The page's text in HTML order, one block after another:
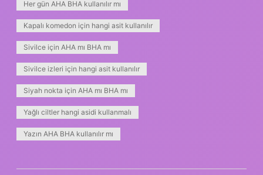
Her gün AHA BHA kullanılır mı
Kapalı komedon için hangi asit kullanılır
Sivilce için AHA mı BHA mı
Sivilce izleri için hangi asit kullanılır
Siyah nokta için AHA mı BHA mı
Yağlı ciltler hangi asidi kullanmalı
Yazın AHA BHA kullanılır mı